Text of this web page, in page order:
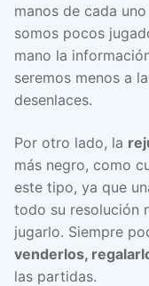
manos de cada
somos pocos
mano la
seremos menos a
desenlaces.
Por otro lado, la
más negro, como
este tipo, ya que
todo su resolución
jugarlo. Siempre
venderlos,
las partidas.